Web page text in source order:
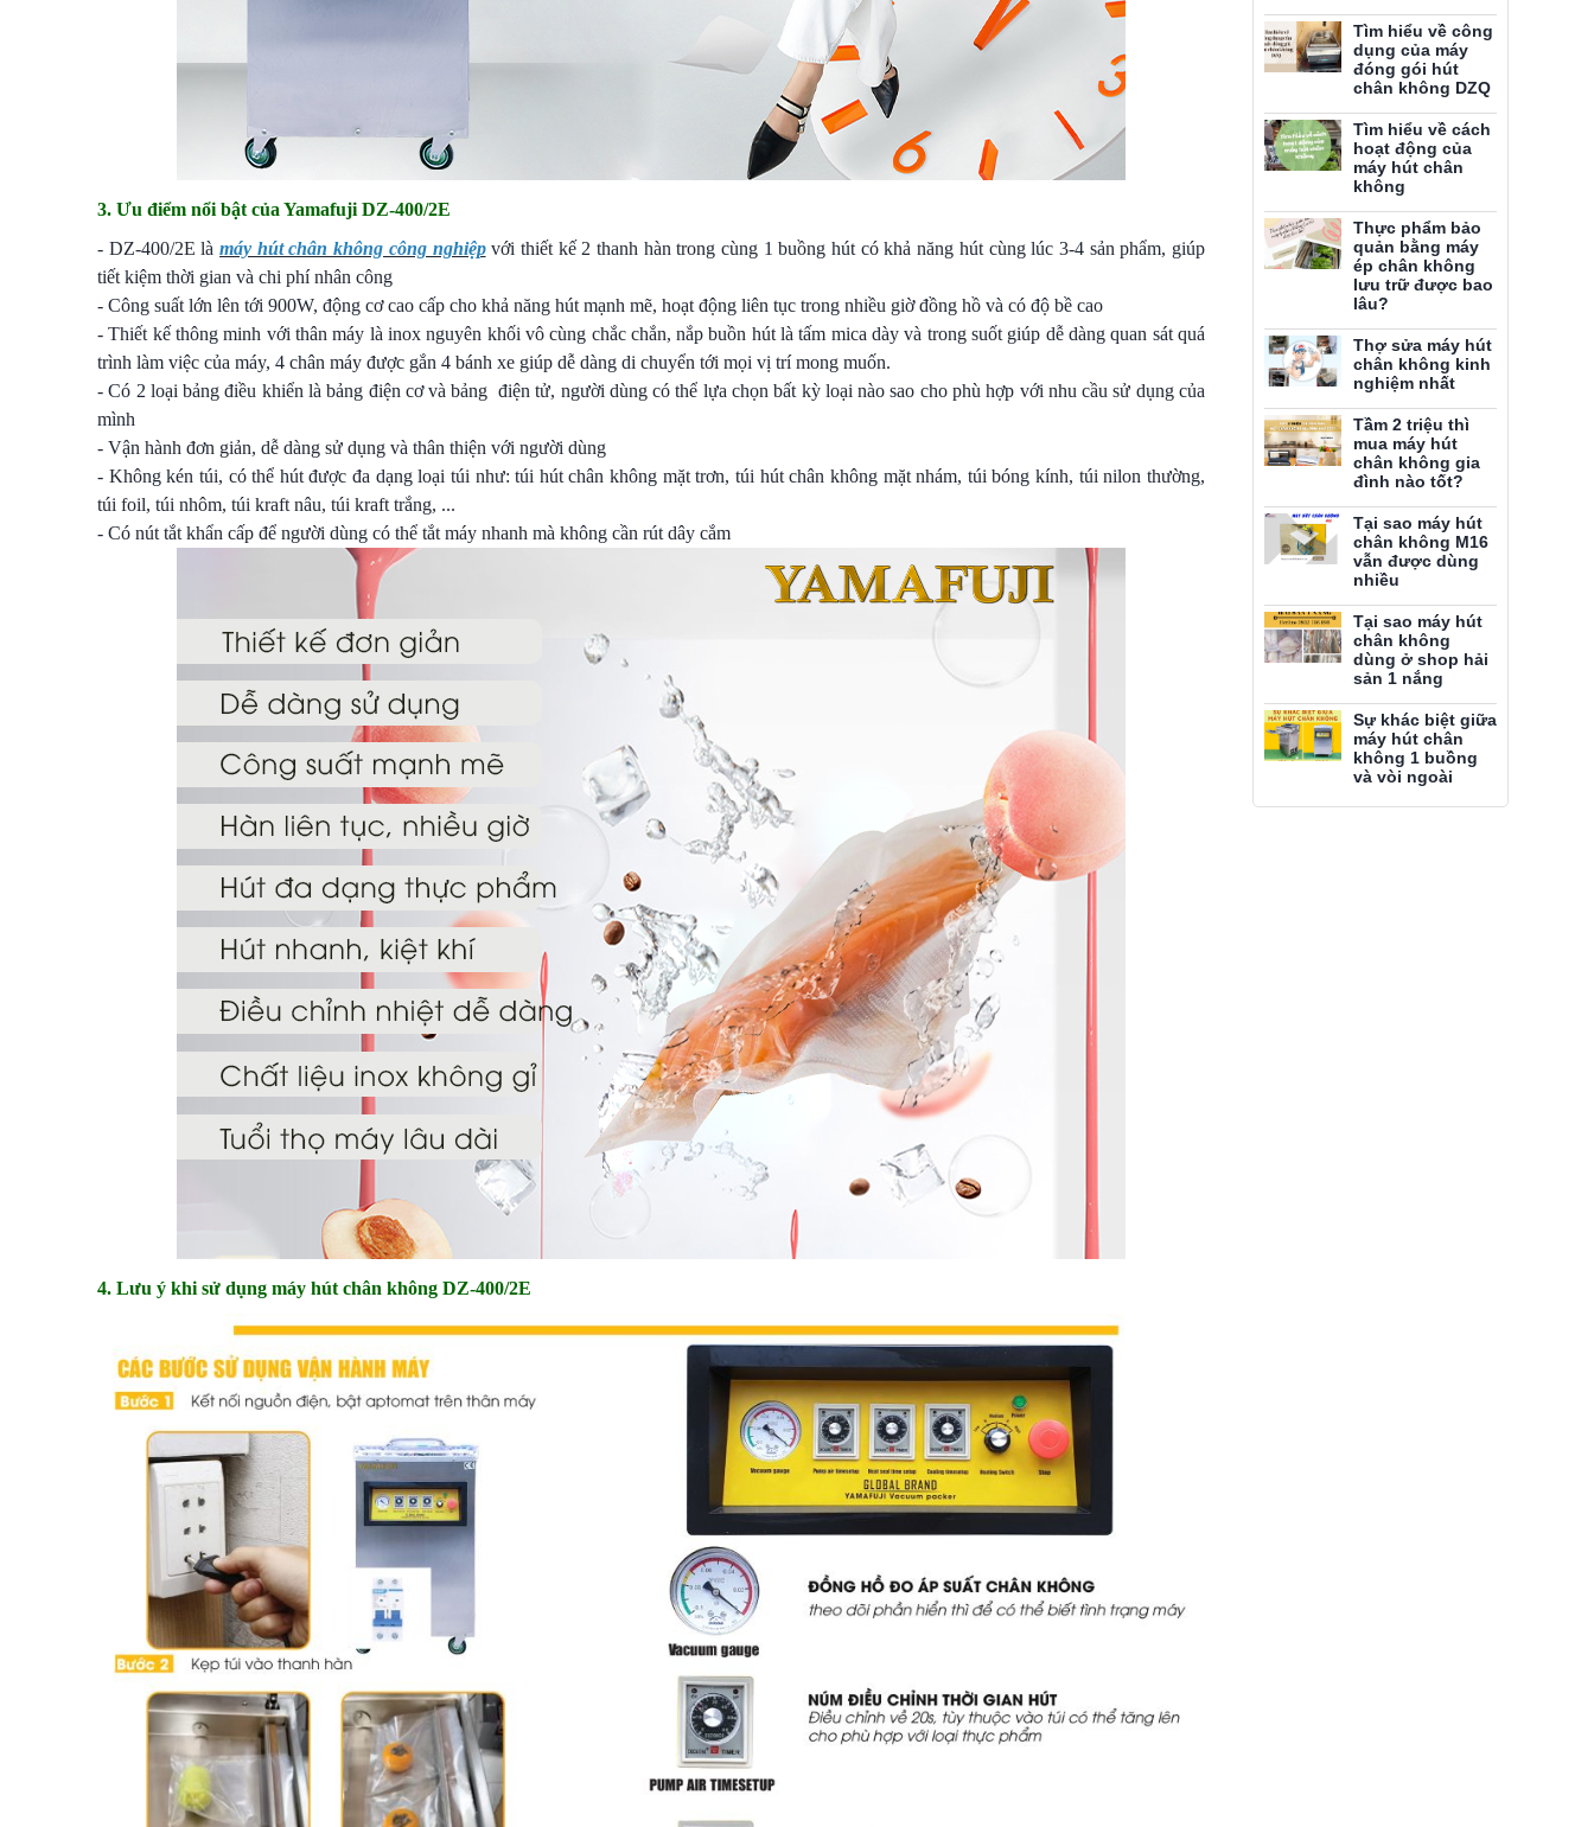
3. Ưu điểm nổi bật của Yamafuji DZ-400/2E
- DZ-400/2E làmáy hút chân không công nghiệpvới thiết kế 2 thanh hàn trong cùng 1 buồng hút có khả năng hút cùng lúc 3-4 sản phẩm, giúp
tiết kiệm thời gian và chi phí nhân công
- Công suất lớn lên tới 900W, động cơ cao cấp cho khả năng hút mạnh mẽ, hoạt động liên tục trong nhiều giờ đồng hồ và có độ bề cao
- Thiết kế thông minh với thân máy là inox nguyên khối vô cùng chắc chắn, nắp buồn hút là tấm mica dày và trong suốt giúp dễ dàng quan sát quá
trình làm việc của máy, 4 chân máy được gắn 4 bánh xe giúp dễ dàng di chuyển tới mọi vị trí mong muốn.
- Có 2 loại bảng điều khiển là bảng điện cơ và bảng điện tử, người dùng có thể lựa chọn bất kỳ loại nào sao cho phù hợp với nhu cầu sử dụng của
mình
- Vận hành đơn giản, dễ dàng sử dụng và thân thiện với người dùng
- Không kén túi, có thể hút được đa dạng loại túi như: túi hút chân không mặt trơn, túi hút chân không mặt nhám, túi bóng kính, túi nilon thường,
túi foil, túi nhôm, túi kraft nâu, túi kraft trắng, ...
- Có nút tắt khẩn cấp để người dùng có thể tắt máy nhanh mà không cần rút dây cắm
4. Lưu ý khi sử dụng máy hút chân không DZ-400/2E
Tìm hiểu về công
dụng của máy
đóng gói hút
chân không DZQ
Tìm hiểu về cách
hoạt động của
máy hút chân
không
Thực phẩm bảo
quản bằng máy
ép chân không
lưu trữ được bao
lâu?
Thợ sửa máy hút
chân không kinh
nghiệm nhất
Tầm 2 triệu thì
mua máy hút
chân không gia
đình nào tốt?
Tại sao máy hút
chân không M16
vẫn được dùng
nhiều
Tại sao máy hút
chân không
dùng ở shop hải
sản 1 nắng
Sự khác biệt giữa
máy hút chân
không 1 buồng
và vòi ngoài